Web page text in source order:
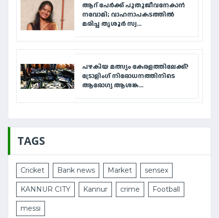
ആറ് പേര്‍ക്ക് പുതുജീവനേകാന്‍
നവോമി; വാഹനാപകടത്തില്‍
മരിച്ച തൃശൂര്‍ സ്വ...
പഴകിയ മത്സ്യം കേരളത്തിലേക്ക്?
ട്രോളിംഗ് നിരോധനത്തിനിടെ
ആരോഗ്യ ആശങ്ക...
TAGS
Cricket Bank news Market sensex
KANNUR CITY Kannur crime Football
messi